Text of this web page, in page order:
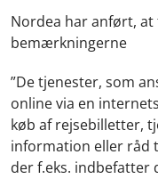
Nordea har anført,
bemærkningerne
”De tjenester, som
online via en
køb af rejsebilletter,
information eller råd
der f.eks. indbefatter